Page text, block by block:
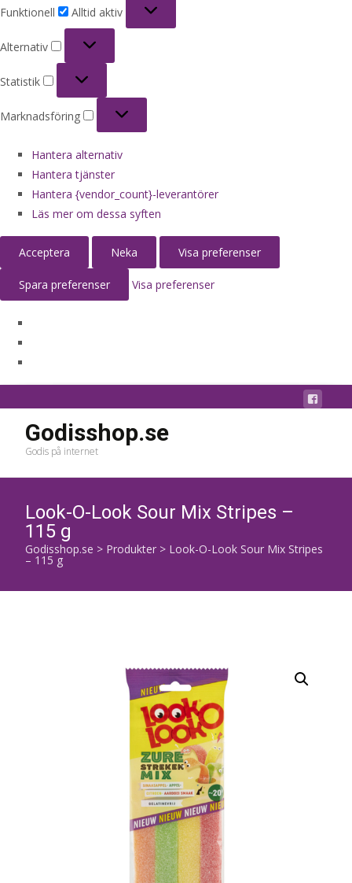
Funktionell
Alltid aktiv
Alternativ
Statistik
Marknadsföring
Hantera alternativ
Hantera tjänster
Hantera {vendor_count}-leverantörer
Läs mer om dessa syften
Acceptera Neka Visa preferenser
Spara preferenser Visa preferenser
Godisshop.se
Godis på internet
Look-O-Look Sour Mix Stripes –
115 g
Godisshop.se > Produkter > Look-O-Look Sour Mix Stripes
– 115 g